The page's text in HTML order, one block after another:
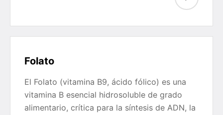
Folato
El Folato (vitamina B9, ácido fólico) es una
vitamina B esencial hidrosoluble de grado
alimentario, crítica para la síntesis de ADN, la